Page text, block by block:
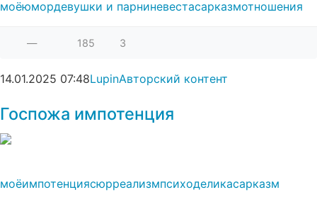
моёюмордевушки и парниневестасарказмотношения
— 185 3
14.01.2025 07:48LupinАвторский контент
Госпожа импотенция
моёимпотенциясюрреализмпсиходеликасарказм